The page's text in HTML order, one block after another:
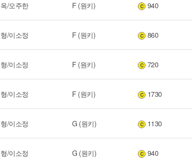
/오주한 F (원키) C 940
/이소정 F (원키) C 860
/이소정 F (원키) C 720
/이소정 F (원키) C 1730
/이소정 G (원키) C 1130
/이소정 G (원키) C 940